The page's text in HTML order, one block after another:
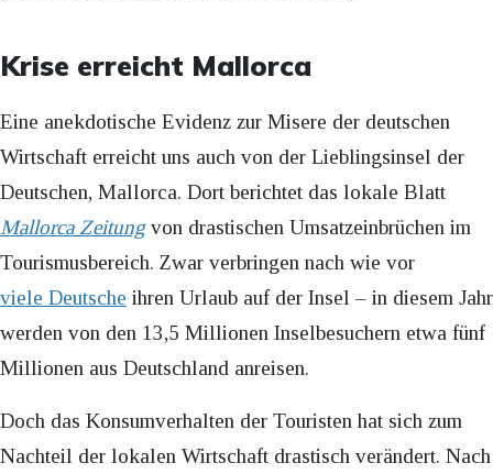
Krise erreicht Mallorca
Eine anekdotische Evidenz zur Misere der deutschen
Wirtschaft erreicht uns auch von der Lieblingsinsel der
Deutschen, Mallorca. Dort berichtet das lokale Blatt
Mallorca Zeitungvon drastischen Umsatzeinbrüchen im
Tourismusbereich. Zwar verbringen nach wie vor
viele Deutsche ihren Urlaub auf der Insel – in diesem Jahr
werden von den 13,5 Millionen Inselbesuchern etwa fünf
Millionen aus Deutschland anreisen.
Doch das Konsumverhalten der Touristen hat sich zum
Nachteil der lokalen Wirtschaft drastisch verändert. Nach